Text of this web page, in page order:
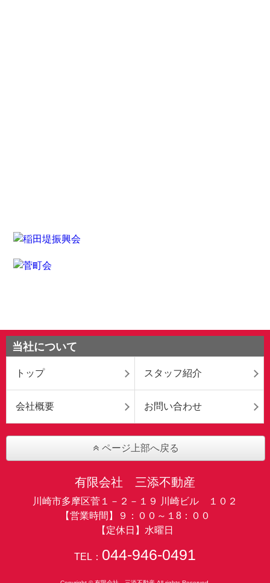
当社について
トップ スタッフ紹介
会社概要 お問い合わせ
ページ上部へ戻る
有限会社 三添不動産
川崎市多摩区菅１－２－１９ 川崎ビル １０２
【営業時間】９：００～１8：００
【定休日】水曜日
TEL： 044-946-0491